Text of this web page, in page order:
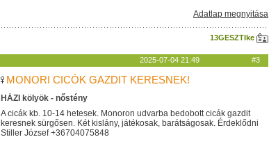
Adatlap megnyitása
13GESZTIke
2025-07-04 21:49 #3
MONORI CICÓK GAZDIT KERESNEK!
HÁZI kölyök - nőstény
A cicák kb. 10-14 hetesek. Monoron udvarba bedobott cicák gazdit
keresnek sürgősen. Két kislány, játékosak, barátságosak. Érdeklődni
Stiller József +36704075848